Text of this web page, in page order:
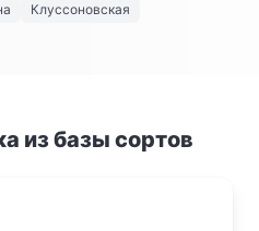
Клуссоновская
из базы сортов